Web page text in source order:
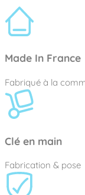
Made In France
Fabriqué à la
Clé en main
Fabrication & pose